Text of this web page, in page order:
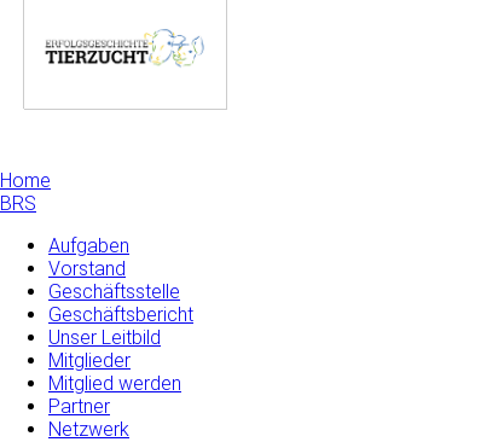
Home
BRS
Aufgaben
Vorstand
Geschäftsstelle
Geschäftsbericht
Unser Leitbild
Mitglieder
Mitglied werden
Partner
Netzwerk